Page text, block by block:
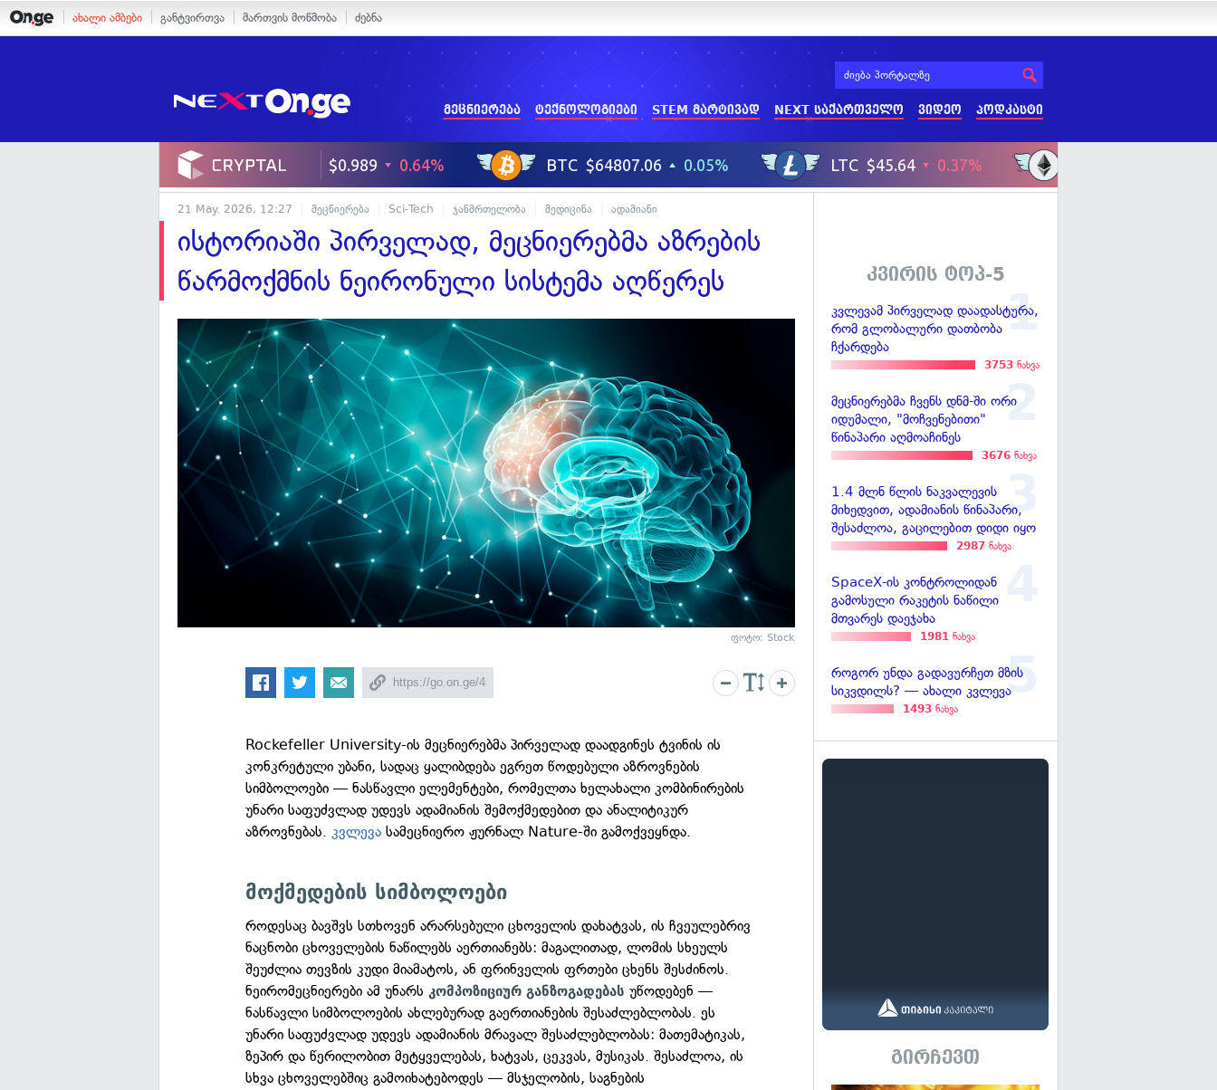
ახალი ამბები განტვირთვა მართვის მოწმობა ძებნა
მეცნიერება ტექნოლოგიები STEM მარტივად NEXT საქართველო ვიდეო პოდკასტი
21 May. 2026, 12:27 მეცნიერება Sci-Tech ჯანმრთელობა მედიცინა ადამიანი
ისტორიაში პირველად, მეცნიერებმა აზრების
წარმოქმნის ნეირონული სისტემა აღწერეს
ფოტო: Stock
Rockefeller University-ის მეცნიერებმა პირველად დაადგინეს ტვინის ის
კონკრეტული უბანი, სადაც ყალიბდება ეგრეთ წოდებული აზროვნების
სიმბოლოები — ნასწავლი ელემენტები, რომელთა ხელახალი კომბინირების
უნარი საფუძვლად უდევს ადამიანის შემოქმედებით და ანალიტიკურ
აზროვნებას.კვლევა სამეცნიერო ჟურნალ Nature-ში გამოქვეყნდა.
მოქმედების სიმბოლოები
როდესაც ბავშვს სთხოვენ არარსებული ცხოველის დახატვას, ის ჩვეულებრივ
ნაცნობი ცხოველების ნაწილებს აერთიანებს: მაგალითად, ლომის სხეულს
შეუძლია თევზის კუდი მიამატოს, ან ფრინველის ფრთები ცხენს შესძინოს.
ნეირომეცნიერები ამ უნარსკომპოზიციურ განზოგადებას უწოდებენ —
ნასწავლი სიმბოლოების ახლებურად გაერთიანების შესაძლებლობას. ეს
უნარი საფუძვლად უდევს ადამიანის მრავალ შესაძლებლობას: მათემატიკას,
ზეპირ და წერილობით მეტყველებას, ხატვას, ცეკვას, მუსიკას. შესაძლოა, ის
სხვა ცხოველებშიც გამოიხატებოდეს — მსჯელობის, საგნების
კვირის ტოპ-5
კვლევამ პირველად დაადასტურა,
რომ გლობალური დათბობა
ჩქარდება
3753 ნახვა
მეცნიერებმა ჩვენს დნმ-ში ორი
იდუმალი, "მოჩვენებითი"
წინაპარი აღმოაჩინეს
3676 ნახვა
1.4 მლნ წლის ნაკვალევის
მიხედვით, ადამიანის წინაპარი,
შესაძლოა, გაცილებით დიდი იყო
2987 ნახვა
SpaceX-ის კონტროლიდან
გამოსული რაკეტის ნაწილი
მთვარეს დაეჯახა
1981 ნახვა
როგორ უნდა გადავურჩეთ მზის
სიკვდილს? — ახალი კვლევა
1493 ნახვა
გირჩევთ